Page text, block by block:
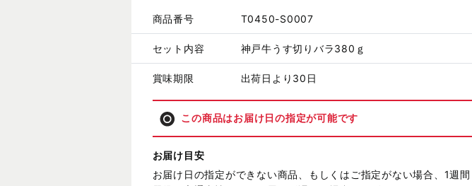
商品番号 T0450-S0007
セット内容 神戸牛うす切りバラ380ｇ
賞味期限 出荷日より30日
この商品はお届け日の指定が可能です
お届け目安
お届け日の指定ができない商品、もしくはご指定がない場合、1週